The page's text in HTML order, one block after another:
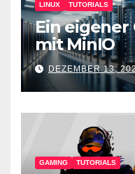
LINUX TUTORIALS
Ein eigener
mit MinIO
DEZEMBER 13,
GAMING TUTORIALS